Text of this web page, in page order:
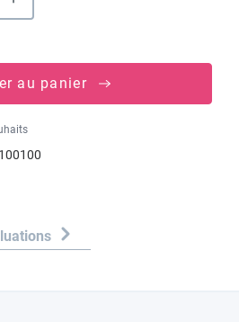
au panier